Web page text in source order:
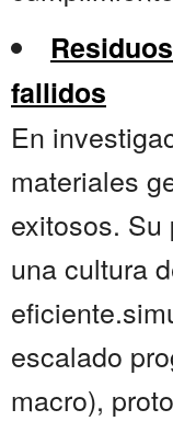
fallidos
En
materiales
exitosos. Su
una cultura
escalado
macro),